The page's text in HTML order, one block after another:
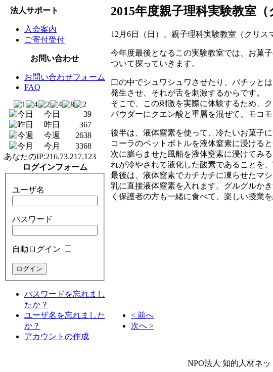
法人サポート
入会案内
ご寄付受付
お問い合わせ
お問い合わせフォーム
FAQ
今日
39
昨日
367
今週
2638
今月
3368
あなたのIP:216.73.217.123
ログインフォーム
ユーザ名
パスワード
自動ログイン
パスワードを忘れまし
たか？
ユーザ名を忘れました
か？
アカウントの作成
2015年度親子理科実験教室
12月6日（日）、親子理科実験教室（クリ
今年度最後となるこの実験教室では、お菓
ついて探っていきます。
口の中でシュワシュワさせたり、バチッと
発生させ、それが舌を刺激するからです。
そこで、この刺激を実際に体験するため、
パウダーにクエン酸と重層を混ぜて、モコ
後半は、液体窒素を使って、冷たいお菓子
コーラのペットボトルを液体窒素に浸ける
次に膨らませた風船を液体窒素に浸けてみ
れが冷やされて液化した酸素であることを、
最後は、液体窒素でカチカチに凍らせたマ
乳に直接液体窒素を入れます。グルグルか
く保護者の方も一緒に食べて、楽しい授業を
< 前へ
次へ >
NPO法人 知的人材ネッ